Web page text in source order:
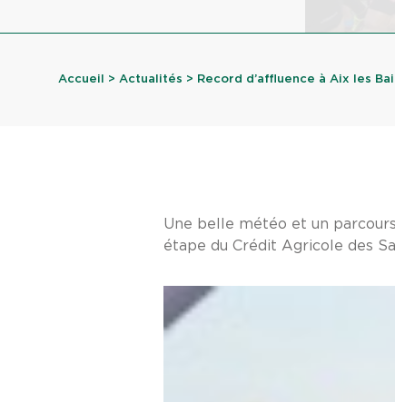
Accueil > Actualités > Record d’affluence à Aix les
Une belle météo et un
étape du Crédit Agricole des